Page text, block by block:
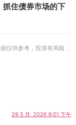
住债券市场的下
仅供参考，投资有风险，
29 5 月, 2026 9:01 下午